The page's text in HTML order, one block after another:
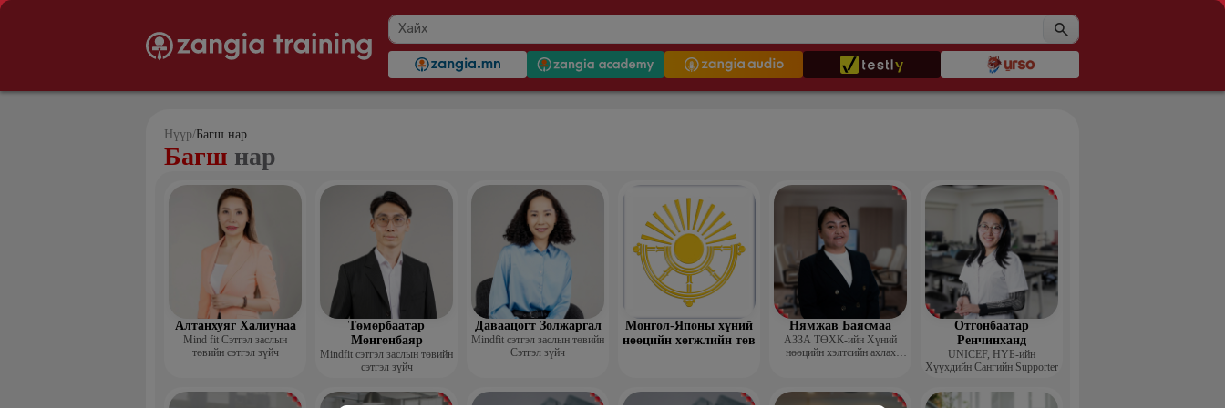
Нүүр/Багш нар
Багш нар
Алтанхуяг Халиунаа
Mind fit Сэтгэл заслын
төвийн сэтгэл зүйч
Төмөрбаатар
Мөнгөнбаяр
Mindfit сэтгэл заслын төвийн
сэтгэл зүйч
Даваацогт Золжаргал
Mindfit сэтгэл заслын төвийн
Сэтгэл зүйч
Монгол-Японы хүний
нөөцийн хөгжлийн төв
Нямжав Баясмаа
АЗЗА ТӨХК-ийн Хүний
нөөцийн хэлтсийн ахлах
Отгонбаатар
Ренчинханд
UNIСЕF, НҮБ-ийн
Хүүхдийн Сангийн Supporter